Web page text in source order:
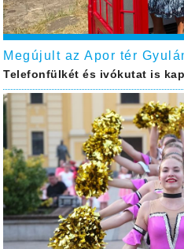
Megújult az Apor tér
Telefonfülkét és ivókutat is